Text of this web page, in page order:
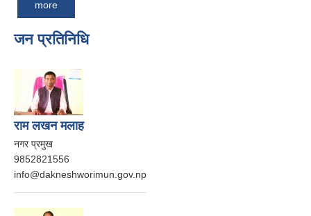
more
जन प्रतिनिधि
राम लखन मलाह
नगर प्रमुख
9852821556
info@dakneshworimun.gov.np